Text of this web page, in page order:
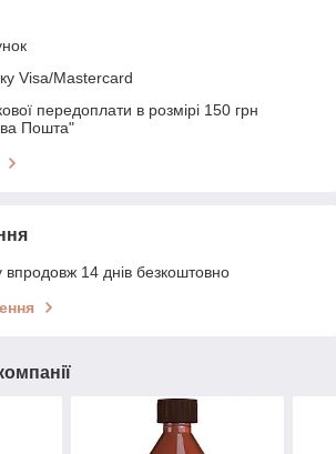
Visa/Mastercard
передоплати в розмірі 150 грн
Пошта"
14 днів безкоштовно